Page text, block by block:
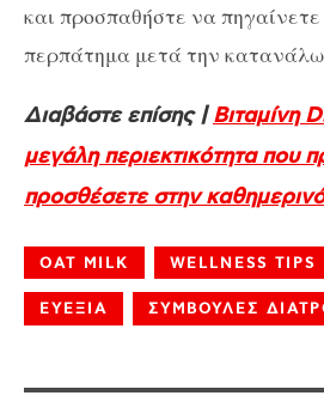
και προσπαθήστε να
περπάτημα μετά την
Διαβάστε επίσης |Βιταμίνη
μεγάλη περιεκτικότητα που
προσθέσετε στην
OAT MILK WELLNESS TIPS
ΕΥΕΞΙΑ ΣΥΜΒΟΥΛΕΣ